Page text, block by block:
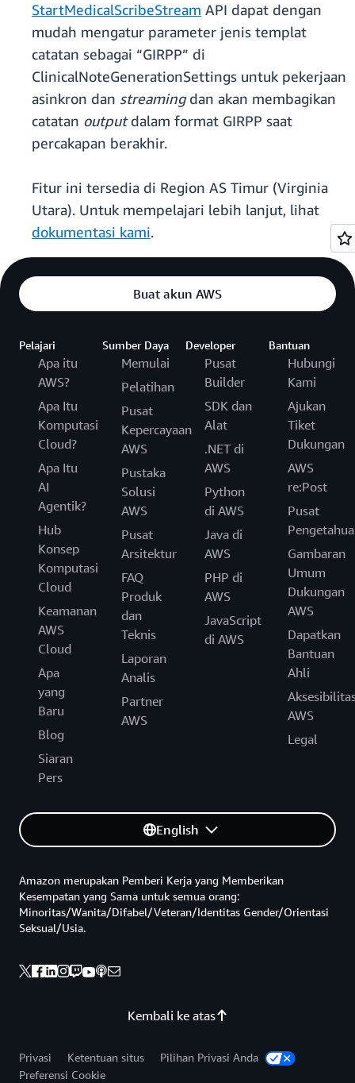
StartMedicalScribeStream API dapat dengan
mudah mengatur parameter jenis templat
catatan sebagai “GIRPP” di
ClinicalNoteGenerationSettings untuk pekerjaan
asinkron dan streamingdan akan membagikan
catatan outputdalam format GIRPP saat
percakapan berakhir.
Fitur ini tersedia di Region AS Timur (Virginia
Utara). Untuk mempelajari lebih lanjut, lihat
dokumentasi kami.
Buat akun AWS
Pelajari
Apa itu
AWS?
Apa Itu
Komputasi
Cloud?
Apa Itu
AI
Agentik?
Hub
Konsep
Komputasi
Cloud
Keamanan
AWS
Cloud
Apa
yang
Baru
Blog
Siaran
Pers
Sumber Daya
Memulai
Pelatihan
Pusat
Kepercayaan
AWS
Pustaka
Solusi
AWS
Pusat
Arsitektur
FAQ
Produk
dan
Teknis
Laporan
Analis
Partner
AWS
Developer
Pusat
Builder
SDK dan
Alat
.NET di
AWS
Python
di AWS
Java di
AWS
PHP di
AWS
JavaScript
di AWS
Bantuan
Hubungi
Kami
Ajukan
Tiket
Dukungan
AWS
re:Post
Pusat
Gambaran
Umum
Dukungan
AWS
Dapatkan
Bantuan
Ahli
AWS
Legal
English
Kembali ke atas
Amazon merupakan Pemberi Kerja yang Memberikan
Kesempatan yang Sama untuk semua orang:
Minoritas/Wanita/Difabel/Veteran/Identitas Gender/Orientasi
Seksual/Usia.
Privasi Ketentuan situs
Pilihan Privasi Anda
Preferensi Cookie